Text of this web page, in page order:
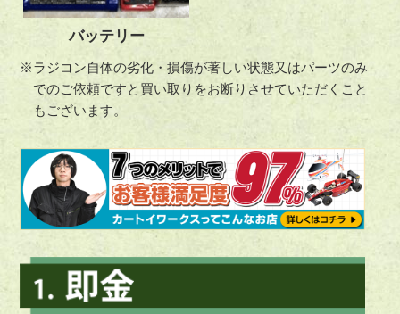
バッテリー
※ラジコン自体の劣化・損傷が著しい状態又はパーツのみ
でのご依頼ですと買い取りをお断りさせていただくこと
もございます。